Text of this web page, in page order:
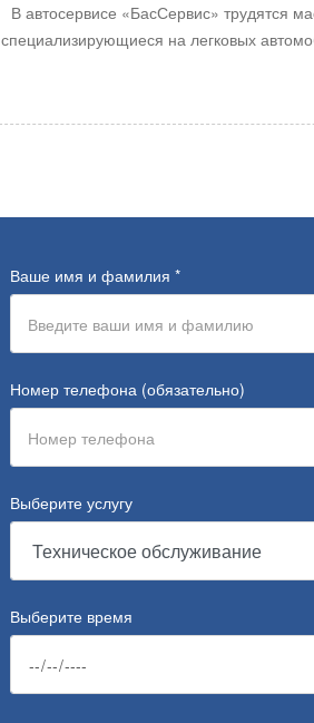
В автосервисе «БасСервис» трудятся
специализирующиеся на легковых
Ваше имя и фамилия *
Номер телефона (обязательно)
Выберите услугу
Выберите время